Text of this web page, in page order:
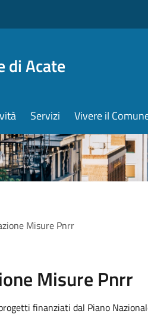
di Acate
Servizi Vivere il
Misure Pnrr
Misure Pnrr
finanziati dal Piano